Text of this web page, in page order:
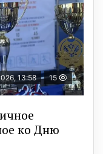
13:58 15
ко Дню